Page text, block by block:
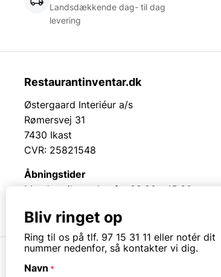
Landsdækkende dag- til dag
levering
Restaurantinventar.dk
Østergaard Interiéur a/s
Rømersvej 31
7430 Ikast
CVR: 25821548
Åbningstider
Mandag til torsdag fra 08:00 – 15:30.
© Copyright. All rights reserved.
Bliv ringet op
Ring til os på tlf. 97 15 31 11 eller notér dit
nummer nedenfor, så kontakter vi dig.
Navn *